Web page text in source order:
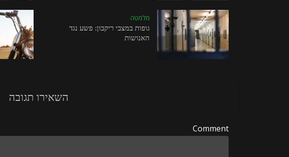
מלמטה
גופות במצבי ריקבון: פשע נגד
האנושות
השאירו תגובה
Comment